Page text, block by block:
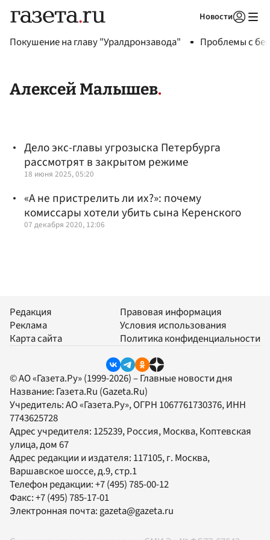
Новости
Покушение на главу "Уралдронзавода" Проблемы с
Алексей Малышев
Дело экс-главы угрозыска Петербурга
рассмотрят в закрытом режиме
18 июня 2025, 05:20
«А не пристрелить ли их?»: почему
комиссары хотели убить сына Керенского
07 декабря 2020, 12:06
Редакция
Реклама
Карта сайта
Правовая информация
Условия использования
Политика конфиденциальности
© АО «Газета.Ру» (1999-2026) – Главные новости дня
Название: Газета.Ru (Gazeta.Ru)
Учредитель:АО «Газета.Ру», ОГРН 1067761730376, ИНН
7743625728
Адрес учредителя: 125239, Россия, Москва, Коптевская
улица, дом 67
Адрес редакции и издателя: 117105, г. Москва,
Варшавское шоссе, д.9, стр.1
Телефон редакции:+7 (495) 785-00-12
Факс:+7 (495) 785-17-01
Электронная почта:gazeta@gazeta.ru